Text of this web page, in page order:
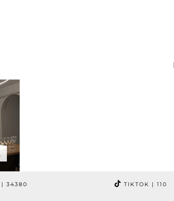
| 34380 TIKTOK | 110